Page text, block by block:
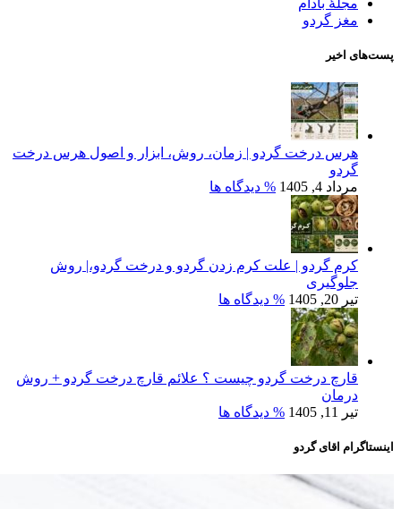
مغز گردو
پست‌های اخیر
هرس درخت گردو | زمان، روش، ابزار و اصول هرس درخت
گردو
مرداد 4, 1405
% دیدگاه ها
کرم گردو | علت کرم زدن گردو و درخت گردو،| روش
جلوگیری
تیر 20, 1405
% دیدگاه ها
قارچ درخت گردو چیست ؟ علائم قارچ درخت گردو + روش
درمان
تیر 11, 1405
% دیدگاه ها
اینستاگرام اقای گردو